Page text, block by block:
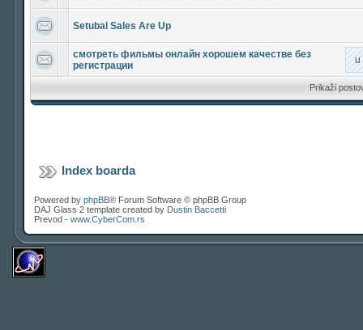
Setubal Sales Are Up
смотреть фильмы онлайн хорошем качестве без
регистрации
u
Prikaži
Index boarda
Powered by phpBB® Forum Software © phpBB Group
DAJ Glass 2 template created by Dustin Baccetti
Prevod - www.CyberCom.rs